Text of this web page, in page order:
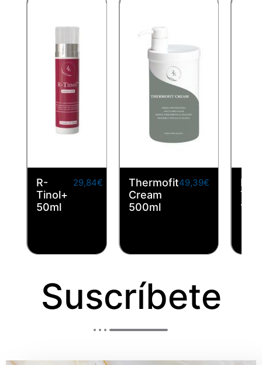
R-
Tinol+
50ml
29,84€
Thermofit
Cream
500ml
49,39€
Suscríbete